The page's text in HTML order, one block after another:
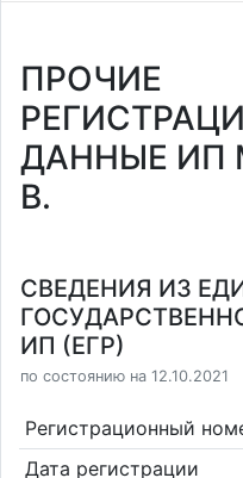
ПРОЧИЕ
ДАННЫЕ ИП
В.
СВЕДЕНИЯ ИЗ
ИП (ЕГР)
по состоянию на 12.10.2021
Регистрационный
Дата регистрации